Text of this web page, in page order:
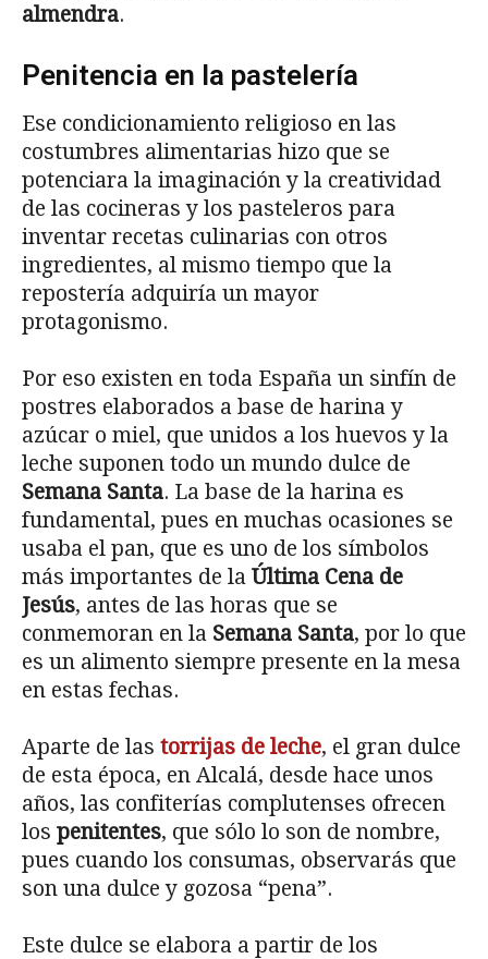
almendra.
Penitencia en la pastelería
Ese condicionamiento religioso en las
costumbres alimentarias hizo que se
potenciara la imaginación y la creatividad
de las cocineras y los pasteleros para
inventar recetas culinarias con otros
ingredientes, al mismo tiempo que la
repostería adquiría un mayor
protagonismo.
Por eso existen en toda España un sinfín de
postres elaborados a base de harina y
azúcar o miel, que unidos a los huevos y la
leche suponen todo un mundo dulce de
Semana Santa. La base de la harina es
fundamental, pues en muchas ocasiones se
usaba el pan, que es uno de los símbolos
más importantes de la Última Cena de
Jesús, antes de las horas que se
conmemoran en la Semana Santa, por lo que
es un alimento siempre presente en la mesa
en estas fechas.
Aparte de las torrijas de leche, el gran dulce
de esta época, en Alcalá, desde hace unos
años, las confiterías complutenses ofrecen
los penitentes, que sólo lo son de nombre,
pues cuando los consumas, observarás que
son una dulce y gozosa “pena”.
Este dulce se elabora a partir de los